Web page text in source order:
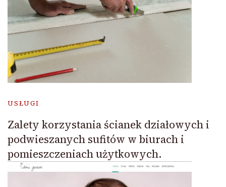
USŁUGI
Zalety korzystania ścianek działowych i
podwieszanych sufitów w biurach i
pomieszczeniach użytkowych.